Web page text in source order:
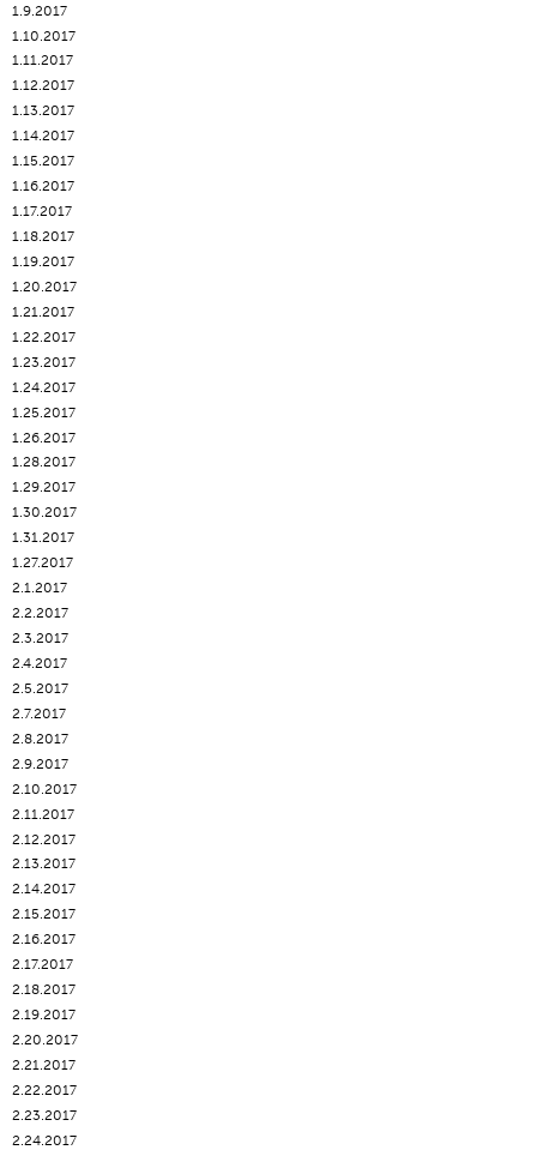
1.9.2017
1.10.2017
1.11.2017
1.12.2017
1.13.2017
1.14.2017
1.15.2017
1.16.2017
1.17.2017
1.18.2017
1.19.2017
1.20.2017
1.21.2017
1.22.2017
1.23.2017
1.24.2017
1.25.2017
1.26.2017
1.28.2017
1.29.2017
1.30.2017
1.31.2017
1.27.2017
2.1.2017
2.2.2017
2.3.2017
2.4.2017
2.5.2017
2.7.2017
2.8.2017
2.9.2017
2.10.2017
2.11.2017
2.12.2017
2.13.2017
2.14.2017
2.15.2017
2.16.2017
2.17.2017
2.18.2017
2.19.2017
2.20.2017
2.21.2017
2.22.2017
2.23.2017
2.24.2017